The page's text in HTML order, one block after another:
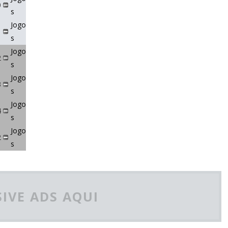
s
Jogo
s
Jogo
s
Jogo
s
Jogo
s
Jogo
s
ADS AQUI